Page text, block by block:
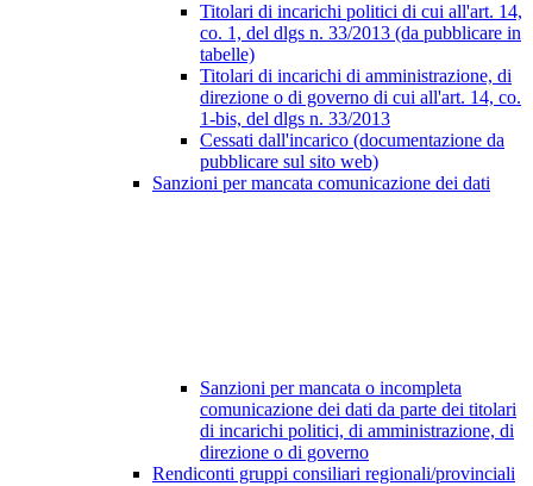
Titolari di incarichi politici di cui all'art. 14,
co. 1, del dlgs n. 33/2013 (da pubblicare in
tabelle)
Titolari di incarichi di amministrazione, di
direzione o di governo di cui all'art. 14, co.
1-bis, del dlgs n. 33/2013
Cessati dall'incarico (documentazione da
pubblicare sul sito web)
Sanzioni per mancata comunicazione dei dati
Sanzioni per mancata o incompleta
comunicazione dei dati da parte dei titolari
di incarichi politici, di amministrazione, di
direzione o di governo
Rendiconti gruppi consiliari regionali/provinciali